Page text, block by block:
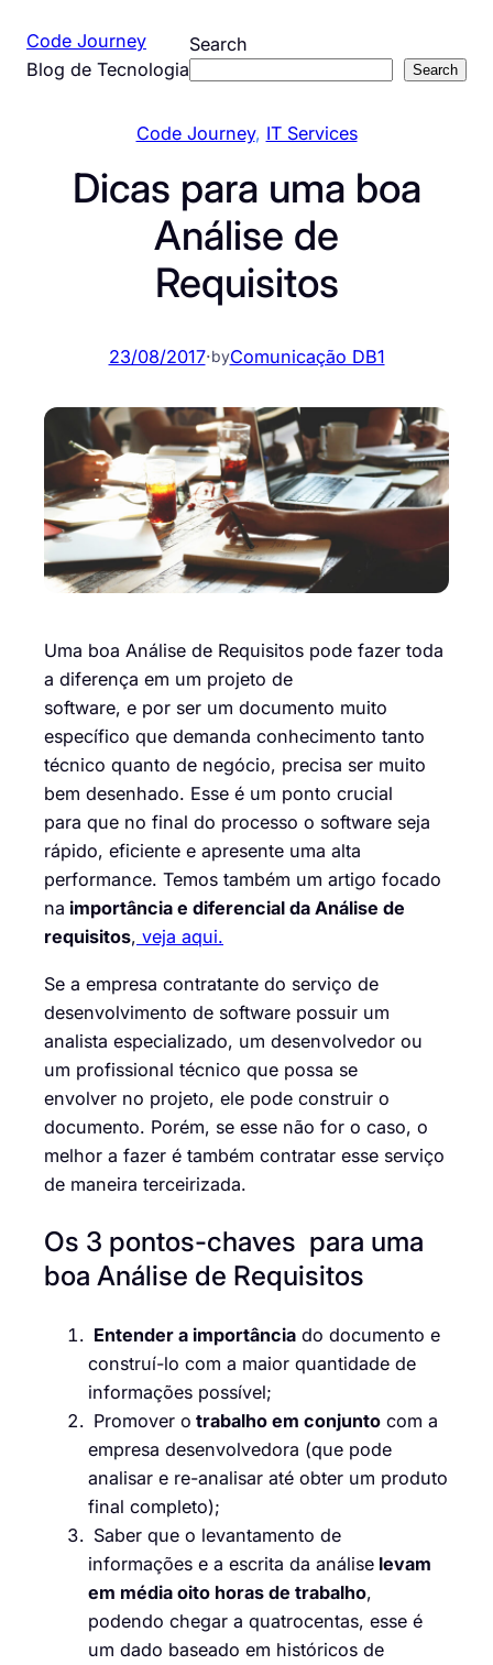
para
Code Journey
Blog de Tecnologia
Search
Search
Code Journey, IT Services
Dicas para uma boa
Análise de
Requisitos
23/08/2017·byComunicação DB1
Uma boa Análise de Requisitos pode fazer toda
a diferença em um projeto de
software, e por ser um documento muito
específico que demanda conhecimento tanto
técnico quanto de negócio, precisa ser muito
bem desenhado. Esse é um ponto crucial
para que no final do processo o software seja
rápido, eficiente e apresente uma alta
performance. Temos também um artigo focado
na importância e diferencial da Análise de
requisitos, veja aqui.
Se a empresa contratante do serviço de
desenvolvimento de software possuir um
analista especializado, um desenvolvedor ou
um profissional técnico que possa se
envolver no projeto, ele pode construir o
documento. Porém, se esse não for o caso, o
melhor a fazer é também contratar esse serviço
de maneira terceirizada.
Os 3 pontos-chaves para uma
boa Análise de Requisitos
Entender a importância do documento e
construí-lo com a maior quantidade de
informações possível;
Promover o trabalho em conjunto com a
empresa desenvolvedora (que pode
analisar e re-analisar até obter um produto
final completo);
Saber que o levantamento de
informações e a escrita da análise levam
em média oito horas de trabalho,
podendo chegar a quatrocentas, esse é
um dado baseado em históricos de